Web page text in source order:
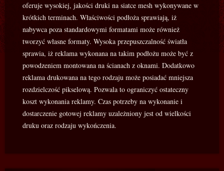
oferuje wysokiej, jakości druki na siatce mesh wykonywane w
krótkich terminach. Właściwości podłoża sprawiają, iż
nabywca poza standardowymi formatami może również
tworzyć własne formaty. Wysoka przepuszczalność światła
sprawia, iż reklama wykonana na takim podłożu może być z
powodzeniem montowana na ścianach z oknami. Dodatkowo
reklama drukowana na tego rodzaju może posiadać mniejsza
rozdzielczość pikselową. Pozwala to ograniczyć ostateczny
koszt wykonania reklamy. Czas potrzeby na wykonanie i
dostarczenie gotowej reklamy uzależniony jest od wielkości
druku oraz rodzaju wykończenia.